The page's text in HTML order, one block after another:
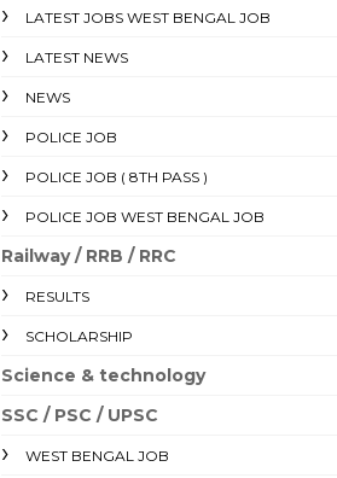
LATEST JOBS WEST BENGAL JOB
LATEST NEWS
NEWS
POLICE JOB
POLICE JOB ( 8TH PASS )
POLICE JOB WEST BENGAL JOB
Railway / RRB / RRC
RESULTS
SCHOLARSHIP
Science & technology
SSC / PSC / UPSC
WEST BENGAL JOB